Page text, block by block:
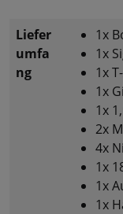
Liefer
umfa
ng
1x
1x
1x
1x
1x
2x
4x
1x
1x
1x